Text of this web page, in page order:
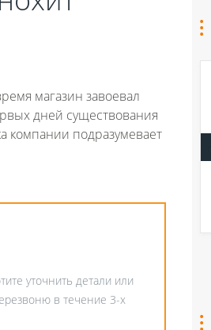
магазин завоевал
дней существования
компании подразумевает
уточнить детали или
в течение 3-х